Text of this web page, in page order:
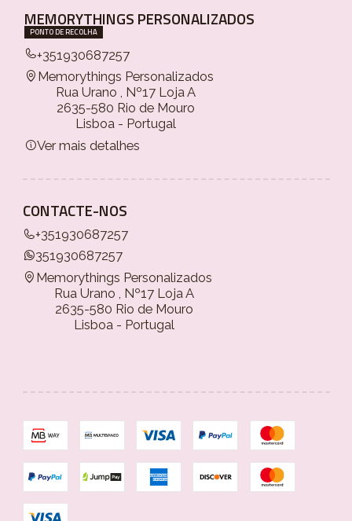
MEMORYTHINGS PERSONALIZADOS
PONTO DE RECOLHA
+351930687257
Memorythings Personalizados
Rua Urano , Nº17 Loja A
2635-580 Rio de Mouro
Lisboa - Portugal
Ver mais detalhes
CONTACTE-NOS
+351930687257
351930687257
Memorythings Personalizados
Rua Urano , Nº17 Loja A
2635-580 Rio de Mouro
Lisboa - Portugal